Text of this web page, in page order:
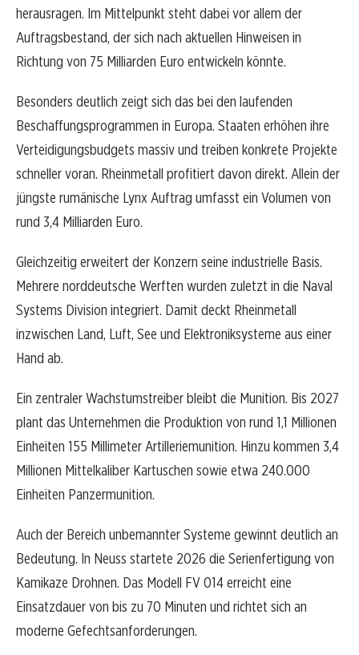
herausragen. Im Mittelpunkt steht dabei vor allem der
Auftragsbestand, der sich nach aktuellen Hinweisen in
Richtung von 75 Milliarden Euro entwickeln könnte.
Besonders deutlich zeigt sich das bei den laufenden
Beschaffungsprogrammen in Europa. Staaten erhöhen ihre
Verteidigungsbudgets massiv und treiben konkrete Projekte
schneller voran. Rheinmetall profitiert davon direkt. Allein der
jüngste rumänische Lynx Auftrag umfasst ein Volumen von
rund 3,4 Milliarden Euro.
Gleichzeitig erweitert der Konzern seine industrielle Basis.
Mehrere norddeutsche Werften wurden zuletzt in die Naval
Systems Division integriert. Damit deckt Rheinmetall
inzwischen Land, Luft, See und Elektroniksysteme aus einer
Hand ab.
Ein zentraler Wachstumstreiber bleibt die Munition. Bis 2027
plant das Unternehmen die Produktion von rund 1,1 Millionen
Einheiten 155 Millimeter Artilleriemunition. Hinzu kommen 3,4
Millionen Mittelkaliber Kartuschen sowie etwa 240.000
Einheiten Panzermunition.
Auch der Bereich unbemannter Systeme gewinnt deutlich an
Bedeutung. In Neuss startete 2026 die Serienfertigung von
Kamikaze Drohnen. Das Modell FV 014 erreicht eine
Einsatzdauer von bis zu 70 Minuten und richtet sich an
moderne Gefechtsanforderungen.